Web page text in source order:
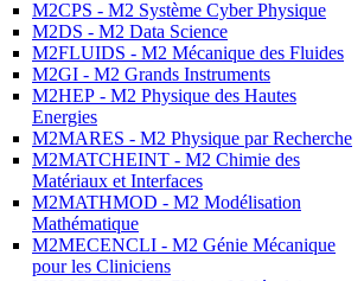
M2CPS - M2 Système Cyber Physique
M2DS - M2 Data Science
M2FLUIDS - M2 Mécanique des Fluides
M2GI - M2 Grands Instruments
M2HEP - M2 Physique des Hautes
Energies
M2MARES - M2 Physique par Recherche
M2MATCHEINT - M2 Chimie des
Matériaux et Interfaces
M2MATHMOD - M2 Modélisation
Mathématique
M2MECENCLI - M2 Génie Mécanique
pour les Cliniciens